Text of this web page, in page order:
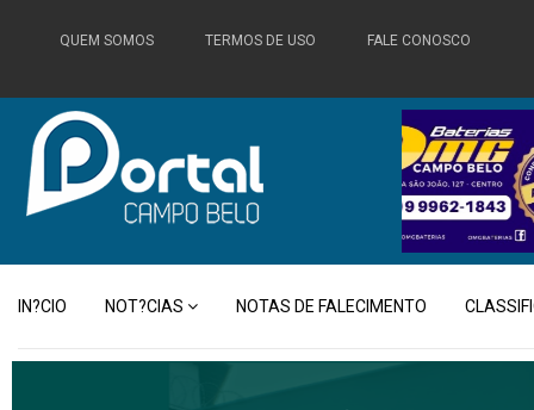
QUEM SOMOS TERMOS DE USO FALE CONOSCO
IN?CIO NOT?CIAS NOTAS DE FALECIMENTO